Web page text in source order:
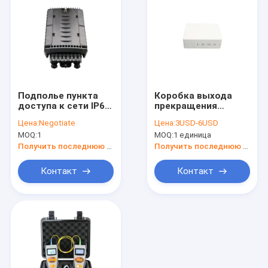
Продукты
О нас
Подполье пункта
доступа к сети IP68
распределения
оптического
волокна
падения
терминальное
Цена:Negotiate
MOQ:1
Получить последнюю цену
Контакт
Коробка выхода
прекращения
гаван
Цена:3USD-6USD
MOQ:1 единица
Получить последнюю цену
Контакт